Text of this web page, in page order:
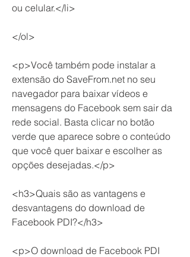
ou celular.</li>
</ol>
<p>Você também pode instalar a
extensão do SaveFrom.net no seu
navegador para baixar vídeos e
mensagens do Facebook sem sair da
rede social. Basta clicar no botão
verde que aparece sobre o conteúdo
que você quer baixar e escolher as
opções desejadas.</p>
<h3>Quais são as vantagens e
desvantagens do download de
Facebook PDI?</h3>
<p>O download de Facebook PDI